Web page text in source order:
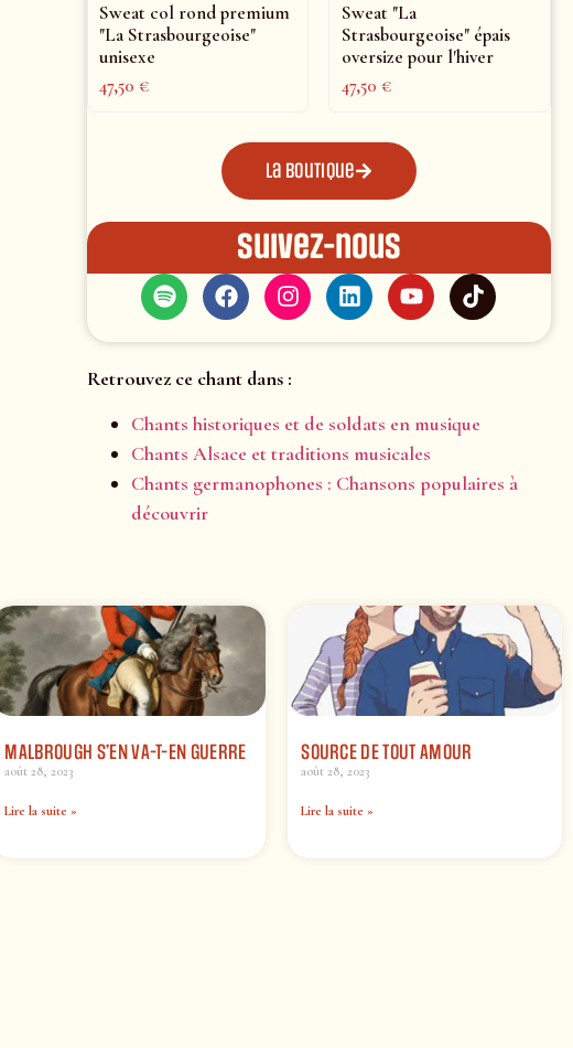
Sweat col rond premium
"La Strasbourgeoise"
unisexe
47,50€
Sweat "La
Strasbourgeoise" épais
oversize pour l'hiver
47,50€
La boutique
Suivez-nous
Retrouvez ce chant dans :
Chants historiques et de soldats en musique
Chants Alsace et traditions musicales
Chants germanophones : Chansons populaires à
découvrir
MALBROUGH S’EN VA-T-EN GUERRE
août 28, 2023
Lire la suite »
SOURCE DE TOUT AMOUR
août 28, 2023
Lire la suite »